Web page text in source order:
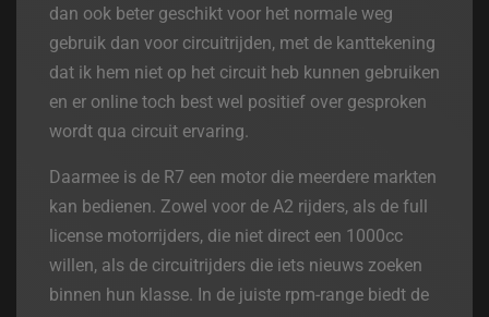
dan ook beter geschikt voor het normale weg
gebruik dan voor circuitrijden, met de kanttekening
dat ik hem niet op het circuit heb kunnen gebruiken
en er online toch best wel positief over gesproken
wordt qua circuit ervaring.
Daarmee is de R7 een motor die meerdere markten
kan bedienen. Zowel voor de A2 rijders, als de full
license motorrijders, die niet direct een 1000cc
willen, als de circuitrijders die iets nieuws zoeken
binnen hun klasse. In de juiste rpm-range biedt de